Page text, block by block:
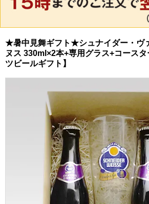
★暑中見舞ギフト★シュナイダー・ヴ
ヌス 330ml×2本+専用グラス+コース
ツビールギフト】